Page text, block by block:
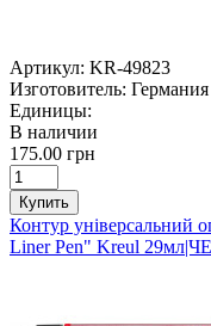
Артикул: KR-49823
Изготовитель: Германия
Единицы:
В наличии
175.00 грн
Купить
Контур універсальний
Liner Pen" Kreul